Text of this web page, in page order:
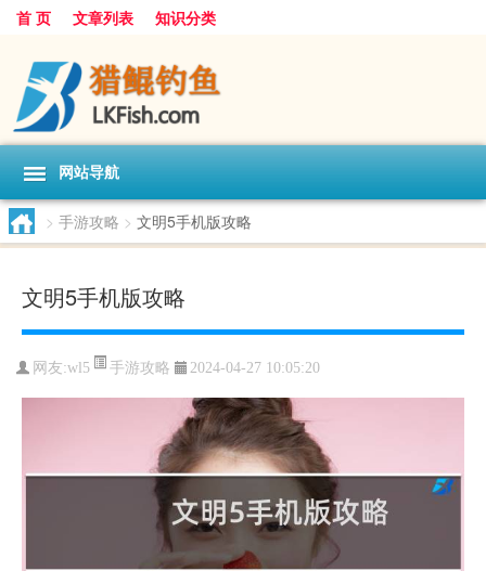
首 页 文章列表 知识分类
网站导航
> 手游攻略 > 文明5手机版攻略
文明5手机版攻略
网友:wl5 手游攻略 2024-04-27 10:05:20